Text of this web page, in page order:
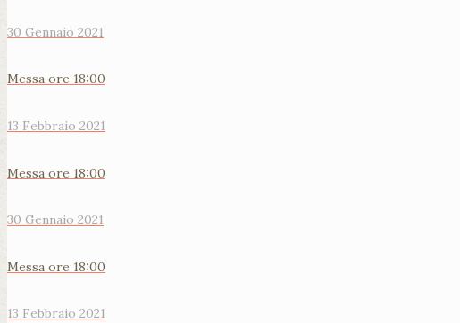
30 Gennaio 2021
Messa ore 18:00
13 Febbraio 2021
Messa ore 18:00
30 Gennaio 2021
Messa ore 18:00
13 Febbraio 2021